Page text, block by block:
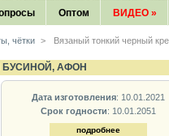
Оптом ВИДЕО »
чётки >
Вязаный тонкий черный
АФОН
Дата изготовления: 10.01.2021
Срок годности: 10.01.2051
подробнее